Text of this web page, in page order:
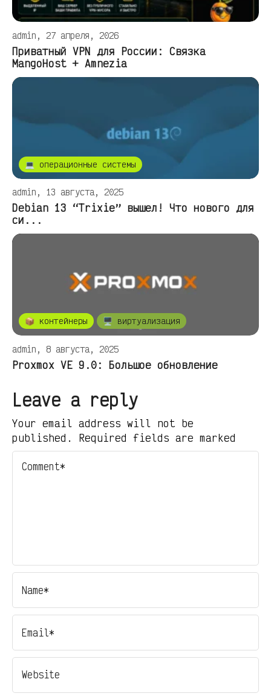
admin, 27 апреля, 2026
Приватный VPN для России: Связка
MangoHost + Amnezia
💻 операционные системы
admin, 13 августа, 2025
Debian 13 “Trixie” вышел! Что нового для
си...
📦 контейнеры 🖥️ виртуализация
admin, 8 августа, 2025
Proxmox VE 9.0: Большое обновление
Leave a reply
Your email address will not be
published. Required fields are marked